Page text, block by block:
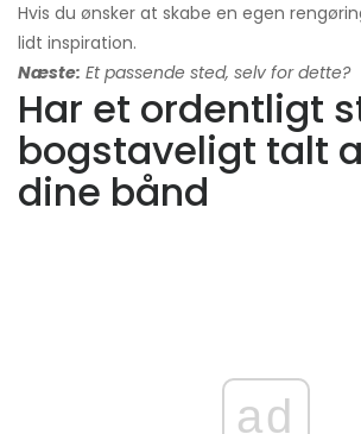
Hvis du ønsker at skabe en egen
lidt inspiration.
Næste: Et passende sted, selv for dette?
Har et ordentligt
bogstaveligt talt
dine bånd
ad